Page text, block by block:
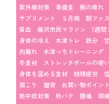
紫外線対策
準備食 腕の痺れ
サプリメント
５月病 朝ファス
貧血
藤沢市民マラソン 1週間
身体の冷え
木津トレ 鉄分
肉離れ
木津っちトレーニング
冬食材
ストレッチポールの使
身体を温める食材
眼精疲労
肩こり
猫背 お買い物ポイント
熱中症対策
秋バテ 腰痛 頭痛